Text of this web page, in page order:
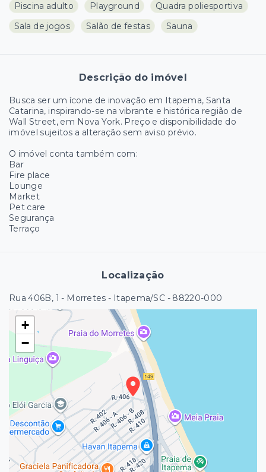
Piscina adulto
Playground
Quadra poliesportiva
Sala de jogos
Salão de festas Sauna
Descrição do imóvel
Busca ser um ícone de inovação em Itapema, Santa
Catarina, inspirando-se na vibrante e histórica região de
Wall Street, em Nova York. Preço e disponibilidade do
imóvel sujeitos a alteração sem aviso prévio.
O imóvel conta também com:
Bar
Fire place
Lounge
Market
Pet care
Segurança
Terraço
Localização
Rua 406B, 1 - Morretes - Itapema/SC - 88220-000
+
−